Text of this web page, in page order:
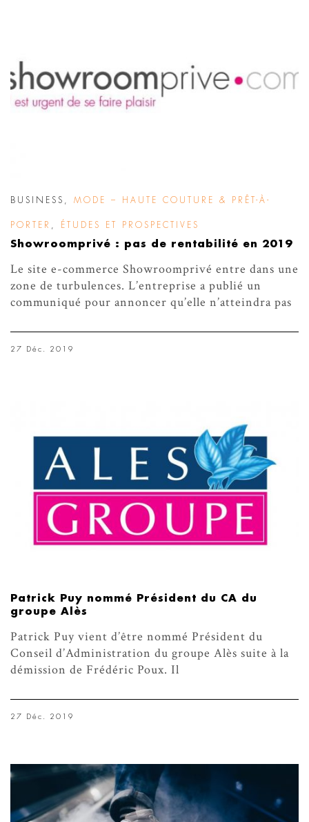
BUSINESS MODE – HAUTE COUTURE & PRÊT-À-
PORTER ÉTUDES ET PROSPECTIVES
Showroomprivé : pas de rentabilité en 2019
Le site e-commerce Showroomprivé entre dans une
zone de turbulences. L’entreprise a publié un
communiqué pour annoncer qu’elle n’atteindra pas
27 Déc. 2019
Patrick Puy nommé Président du CA du
groupe Alès
Patrick Puy vient d’être nommé Président du
Conseil d’Administration du groupe Alès suite à la
démission de Frédéric Poux. Il
27 Déc. 2019